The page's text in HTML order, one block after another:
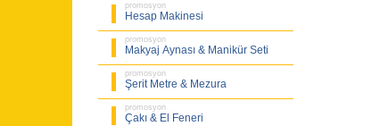
promosyon
Hesap Makinesi
promosyon
Makyaj Aynası & Manikür Seti
promosyon
Şerit Metre & Mezura
promosyon
Çakı & El Feneri